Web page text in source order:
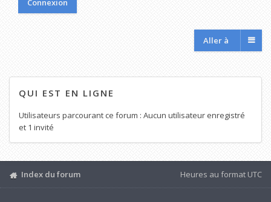
Aller à
QUI EST EN LIGNE
Utilisateurs parcourant ce forum : Aucun utilisateur enregistré
et 1 invité
Index du forum Heures au format UTC